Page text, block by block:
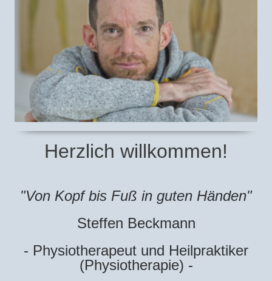
Herzlich willkommen!
"Von Kopf bis Fuß in guten Händen"
Steffen Beckmann
- Physiotherapeut und Heilpraktiker
(Physiotherapie) -